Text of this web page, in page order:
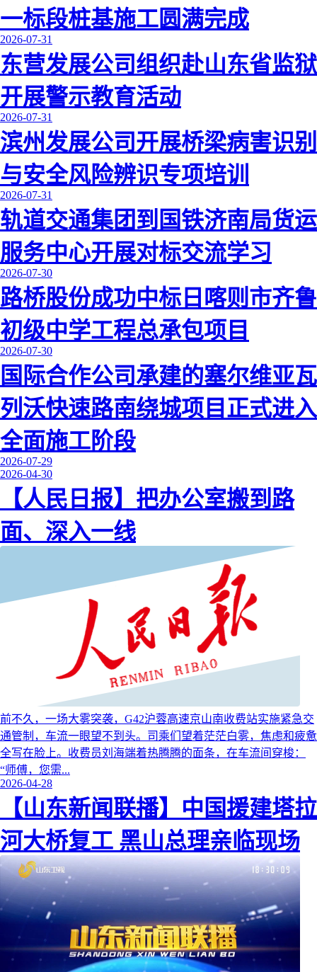
一标段桩基施工圆满完成
2026-07-31
东营发展公司组织赴山东省监狱
开展警示教育活动
2026-07-31
滨州发展公司开展桥梁病害识别
与安全风险辨识专项培训
2026-07-31
轨道交通集团到国铁济南局货运
服务中心开展对标交流学习
2026-07-30
路桥股份成功中标日喀则市齐鲁
初级中学工程总承包项目
2026-07-30
国际合作公司承建的塞尔维亚瓦
列沃快速路南绕城项目正式进入
全面施工阶段
2026-07-29
2026-04-30
【人民日报】把办公室搬到路
面、深入一线
前不久，一场大雾突袭，G42沪蓉高速京山南收费站实施紧急交
通管制，车流一眼望不到头。司乘们望着茫茫白雾，焦虑和疲惫
全写在脸上。收费员刘海端着热腾腾的面条，在车流间穿梭：
“师傅，您需...
2026-04-28
【山东新闻联播】中国援建塔拉
河大桥复工 黑山总理亲临现场